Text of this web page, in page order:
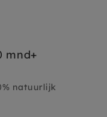
mnd+
natuurlijk